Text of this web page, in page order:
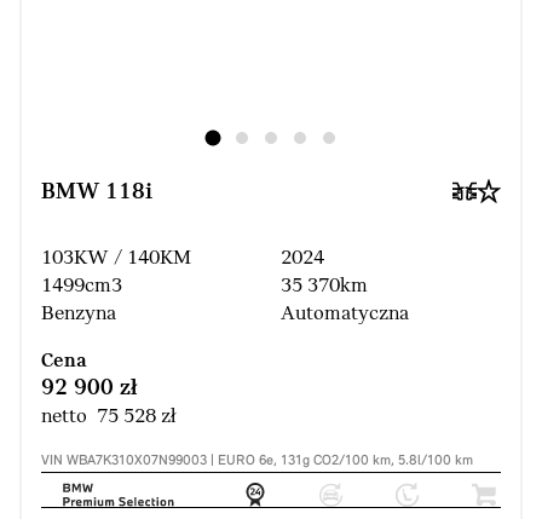
BMW 118i
103KW / 140KM
1499cm3
Benzyna
2024
35 370km
Automatyczna
Cena
92 900 zł
netto 75 528 zł
VIN WBA7K310X07N99003 | EURO 6e, 131g CO2/100 km, 5.8l/100 km